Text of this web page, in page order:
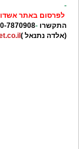
-
לפרסום באתר
התקשרו -
7870908
(אלדה נתנאל )